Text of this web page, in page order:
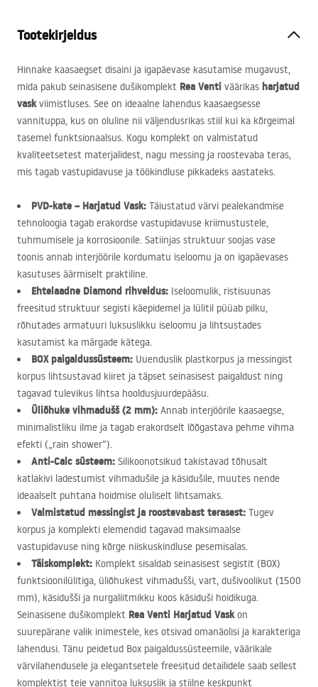
Tootekirjeldus
Hinnake kaasaegset disaini ja igapäevase kasutamise mugavust,
mida pakub seinasisene dušikomplekt Rea Venti väärikas harjatud
vaskviimistluses. See on ideaalne lahendus kaasaegsesse
vannituppa, kus on oluline nii väljendusrikas stiil kui ka kõrgeimal
tasemel funktsionaalsus. Kogu komplekt on valmistatud
kvaliteetsetest materjalidest, nagu messing ja roostevaba teras,
mis tagab vastupidavuse ja töökindluse pikkadeks aastateks.
PVD-kate – Harjatud Vask: Täiustatud värvi pealekandmise
tehnoloogia tagab erakordse vastupidavuse kriimustustele,
tuhmumisele ja korrosioonile. Satiinjas struktuur soojas vase
toonis annab interjöörile kordumatu iseloomu ja on igapäevases
kasutuses äärmiselt praktiline.
Ehtelaadne Diamond rihveldus: Iseloomulik, ristisuunas
freesitud struktuur segisti käepidemel ja lülitil püüab pilku,
rõhutades armatuuri luksuslikku iseloomu ja lihtsustades
kasutamist ka märgade kätega.
BOXpaigaldussüsteem: Uuenduslik plastkorpus ja messingist
korpus lihtsustavad kiiret ja täpset seinasisest paigaldust ning
tagavad tulevikus lihtsa hooldusjuurdepääsu.
Üliõhuke vihmadušš (2 mm): Annab interjöörile kaasaegse,
minimalistliku ilme ja tagab erakordselt lõõgastava pehme vihma
efekti („rain shower”).
Anti-Calc süsteem: Silikoonotsikud takistavad tõhusalt
katlakivi ladestumist vihmadušile ja käsidušile, muutes nende
ideaalselt puhtana hoidmise oluliselt lihtsamaks.
Valmistatud messingist ja roostevabast terasest: Tugev
korpus ja komplekti elemendid tagavad maksimaalse
vastupidavuse ning kõrge niiskuskindluse pesemisalas.
Täiskomplekt: Komplekt sisaldab seinasisest segistit (BOX)
funktsioonilülitiga, üliõhukest vihmadušši, vart, dušivoolikut (1500
mm), käsidušši ja nurgaliitmikku koos käsiduši hoidikuga.
Seinasisene dušikomplekt Rea Venti Harjatud Vaskon
suurepärane valik inimestele, kes otsivad omanäolisi ja karakteriga
lahendusi. Tänu peidetud Box paigaldussüsteemile, väärikale
värvilahendusele ja elegantsetele freesitud detailidele saab sellest
komplektist teie vannitoa luksuslik ja stiilne keskpunkt